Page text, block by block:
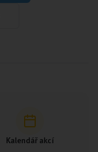
Kalendář akcí